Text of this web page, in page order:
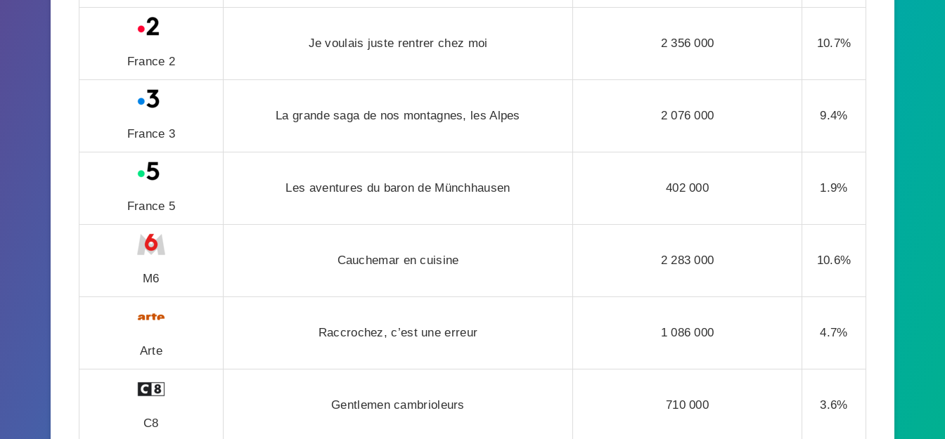
France 2
Je voulais juste rentrer chez moi 2 356 000 10.7%
France 3
La grande saga de nos montagnes, les Alpes 2 076 000 9.4%
France 5
Les aventures du baron de Münchhausen 402 000 1.9%
M6
Cauchemar en cuisine 2 283 000 10.6%
Arte
Raccrochez, c’est une erreur 1 086 000 4.7%
C8
Gentlemen cambrioleurs 710 000 3.6%